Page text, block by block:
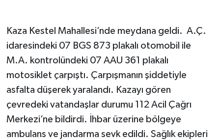
Kaza Kestel Mahallesi’nde meydana geldi. A.Ç.
idaresindeki 07 BGS 873 plakalı otomobil ile
M.A. kontrolündeki 07 AAU 361 plakalı
motosiklet çarpıştı. Çarpışmanın şiddetiyle
asfalta düşerek yaralandı. Kazayı gören
çevredeki vatandaşlar durumu 112 Acil Çağrı
Merkezi’ne bildirdi. İhbar üzerine bölgeye
ambulans ve jandarma sevk edildi. Sağlık ekipleri